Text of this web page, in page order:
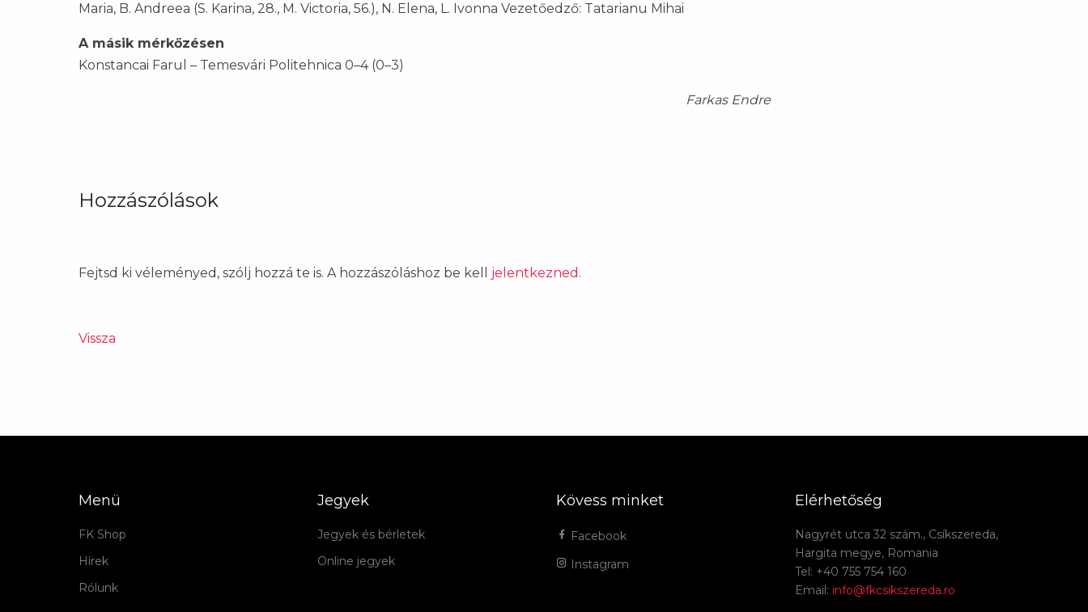
Maria, B. Andreea (S. Karina, 28., M. Victoria, 56.), N. Elena, L. Ivonna Vezetőedző: Tatarianu Mihai
A másik mérkőzésen
Konstancai Farul – Temesvári Politehnica 0–4 (0–3)
Farkas Endre
Hozzászólások
Fejtsd ki véleményed, szólj hozzá te is. A hozzászóláshoz be kell jelentkezned .
Vissza
Menü
FK Shop
Hírek
Rólunk
Jegyek
Jegyek és bérletek
Online jegyek
Kövess minket
Facebook
Instagram
Elérhetőség
Nagyrét utca 32 szám., Csíkszereda,
Hargita megye, Romania
Tel: +40 755 754 160
Email: info@fkcsikszereda.ro